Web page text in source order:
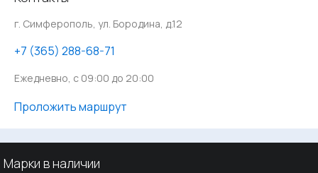
г. Симферополь, ул. Бородина, д.12
‪+7 (365) 288-68-71
Ежедневно, с 09:00 до 20:00
Проложить маршрут
Марки в наличии